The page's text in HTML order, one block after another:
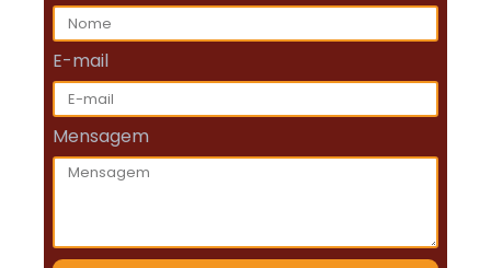
E-mail
Mensagem